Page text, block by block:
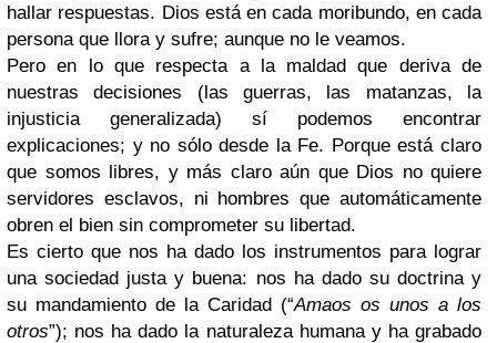
hallar respuestas. Dios está en cada moribundo, en cada
persona que llora y sufre; aunque no le veamos.
Pero en lo que respecta a la maldad que deriva de
nuestras decisiones (las guerras, las matanzas, la
injusticia generalizada) sí podemos encontrar
explicaciones; y no sólo desde la Fe. Porque está claro
que somos libres, y más claro aún que Dios no quiere
servidores esclavos, ni hombres que automáticamente
obren el bien sin comprometer su libertad.
Es cierto que nos ha dado los instrumentos para lograr
una sociedad justa y buena: nos ha dado su doctrina y
su mandamiento de la Caridad (“Amaos os unos a los
otros”); nos ha dado la naturaleza humana y ha grabado